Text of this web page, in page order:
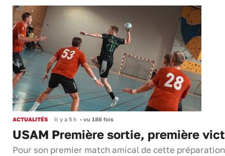
ACTUALITÉS Il y a 5 h • vu 186 fois
USAM Première sortie, première
Pour son premier match amical de cette préparation